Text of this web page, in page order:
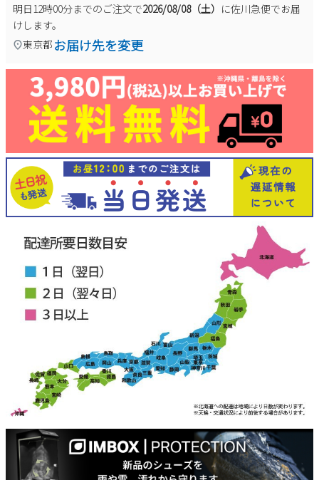
明日 12時00分までのご注文で2026/08/08（土） に佐川急便でお届
けします。
東京都 お届け先を変更